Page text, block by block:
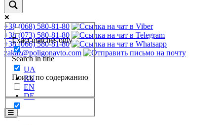
Exact matches only
Search in title
Поиск по содержанию
+38 (068) 580-81-80
+38 (073) 580-81-80
+38 (066) 580-81-80
zakaz@poligonavto.com
UA
RU
EN
DE